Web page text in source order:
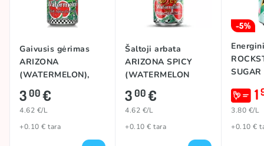
Gaivusis gėrimas
ARIZONA
(WATERMELON),
650ml
300€
4.62 €/L
+0.10 € tara
Šaltoji arbata
ARIZONA SPICY
(WATERMELON
WITH MIKE'S HOT
HONEY), 650ml
300€
4.62 €/L
+0.10 € tara
-5%
SUGAR
KIWI),
1
3.80 €/L
+0.10 €